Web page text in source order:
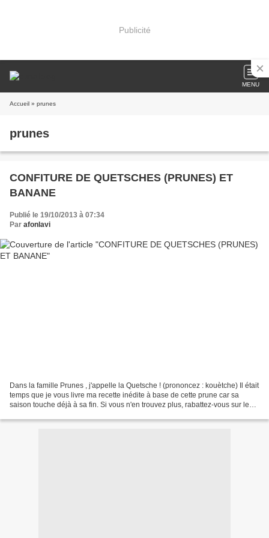
Publicité
MENU
Accueil » prunes
prunes
CONFITURE DE QUETSCHES (PRUNES) ET
BANANE
Publié le 19/10/2013 à 07:34
Par afonlavi
Dans la famille Prunes , j'appelle la Quetsche ! (prononcez : kouètche) Il était
temps que je vous livre ma recette inédite à base de cette prune car sa
saison touche déjà à sa fin. Si vous n'en trouvez plus, rabattez-vous sur les